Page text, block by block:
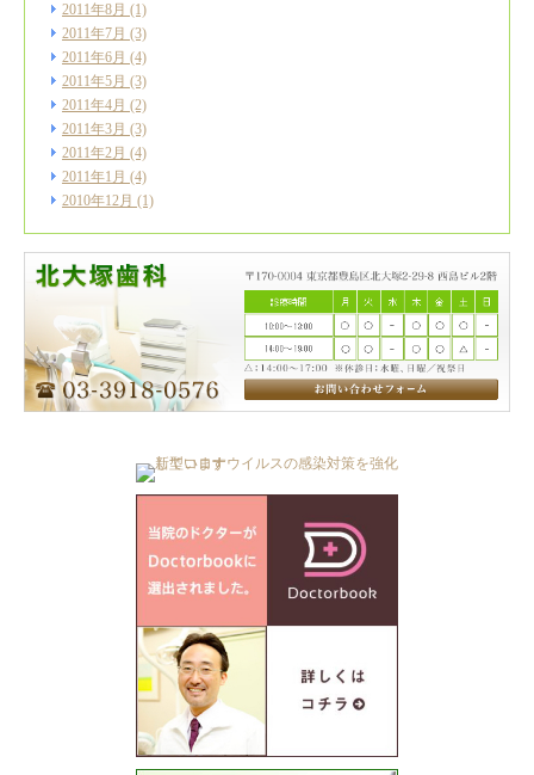
2011年8月 (1)
2011年7月 (3)
2011年6月 (4)
2011年5月 (3)
2011年4月 (2)
2011年3月 (3)
2011年2月 (4)
2011年1月 (4)
2010年12月 (1)